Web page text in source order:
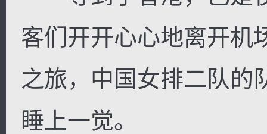
客们开开心心地离开机
之旅，中国女排二队的
睡上一觉。